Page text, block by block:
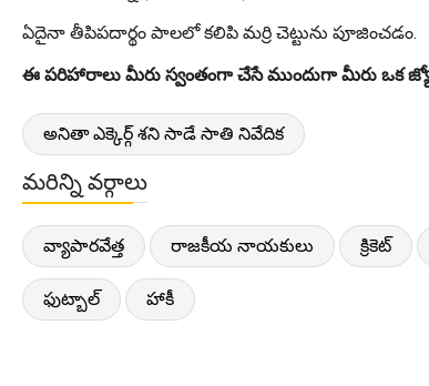
ఏదైనా తీపిపదార్థం పాలలో కలిపి మర్రి చెట్టును పూజించడం.
ఈ పరిహారాలు మీరు స్వంతంగా చేసే ముందుగా మీరు ఒక
అనితా ఎక్కెర్గ్ శని సాడే సాతి నివేదిక
మరిన్ని వర్గాలు
వ్యాపారవేత్త రాజకీయ నాయకులు క్రికెట్
ఫుట్బాల్ హాకీ